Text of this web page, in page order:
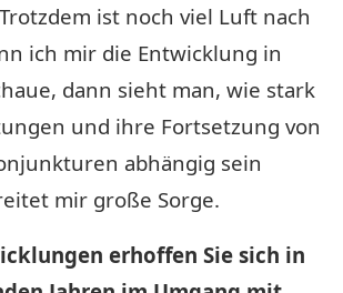
ist noch viel Luft nach
ich mir die Entwicklung in
dann sieht man, wie stark
und ihre Fortsetzung von
abhängig sein
mir große Sorge.
erhoffen Sie sich in